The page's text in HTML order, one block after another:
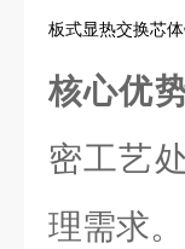
板式显热交换芯
核心优
密工艺
理需求。